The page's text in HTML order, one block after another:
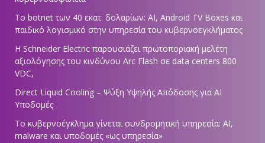
Το botnet των 40 εκατ. δολαρίων: AI, Android TV Boxes και
παιδικό λογισμικό στην υπηρεσία του κυβερνοεγκλήματος
Η Schneider Electric παρουσιάζει πρωτοποριακή μελέτη
αξιολόγησης του κινδύνου Arc Flash σε data centers 800
VDC,
Direct Liquid Cooling – Ψύξη Υψηλής Απόδοσης για AI
Υποδομές
Το κυβερνοέγκλημα γίνεται συνδρομητική υπηρεσία: AI,
malware και υποδομές «ως υπηρεσία»